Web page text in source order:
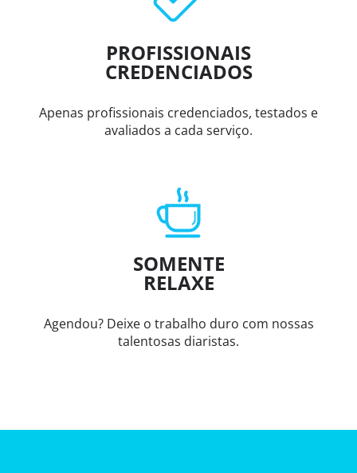
PROFISSIONAIS
CREDENCIADOS
Apenas profissionais credenciados, testados e
avaliados a cada serviço.
SOMENTE
RELAXE
Agendou? Deixe o trabalho duro com nossas
talentosas diaristas.